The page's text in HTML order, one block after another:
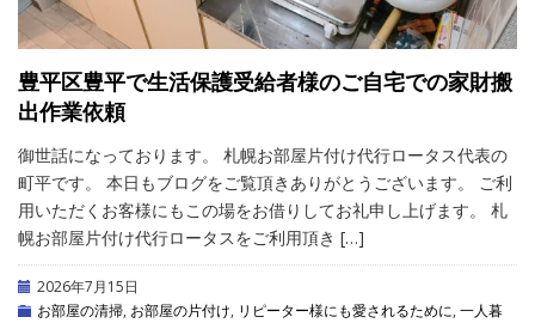
豊平区豊平で生活保護受給者様のご自宅での家財搬
出作業依頼
御世話になっております。 札幌お部屋片付け代行ロータス代表の
町平です。 本日もブログをご覧頂きありがとうございます。 ご利
用いただくお客様にもこの場をお借りしてお礼申し上げます。 札
幌お部屋片付け代行ロータスをご利用頂き […]
2026年7月15日
お部屋の清掃, お部屋の片付け, リピーター様にも愛されるために, 一人暮